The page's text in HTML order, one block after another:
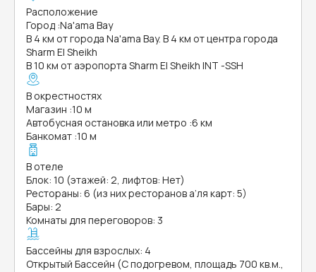
Расположение
Город :Na'ama Bay
В 4 км от города Na'ama Bay. В 4 км от центра города
Sharm El Sheikh
В 10 км от аэропорта Sharm El Sheikh INT -SSH
В окрестностях
Магазин :10 м
Автобусная остановка или метро :6 км
Банкомат :10 м
В отеле
Блок: 10 (этажей: 2, лифтов: Нет)
Рестораны: 6 (из них ресторанов а’ля карт: 5)
Бары: 2
Комнаты для переговоров: 3
Бассейны для взрослых: 4
Открытый Бассейн (С подогревом, площадь 700 кв.м.,